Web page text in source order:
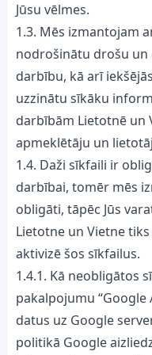
Jūsu vēlmes.
1.3. Mēs izmantojam
nodrošinātu drošu un
darbību, kā arī
uzzinātu sīkāku
darbībām Lietotnē un
apmeklētāju un
1.4. Daži sīkfaili ir
darbībai, tomēr mēs
obligāti, tāpēc Jūs
Lietotne un Vietne
aktivizē šos sīkfailus.
1.4.1. Kā neobligātos
pakalpojumu “Google
datus uz Google
politikā Google